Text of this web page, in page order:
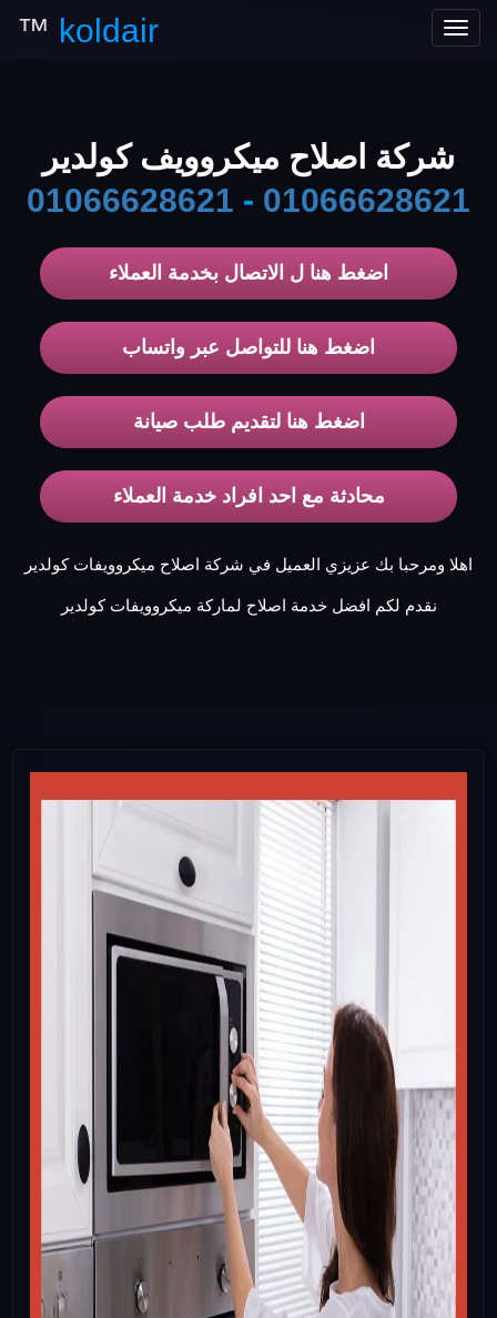
Toggle
koldair
™
شركة اصلاح ميكروويف كولدير
01066628621
-
01066628621
اضغط هنا ل الاتصال بخدمة العملاء
اضغط هنا للتواصل عبر واتساب
اضغط هنا لتقديم طلب صيانة
محادثة مع احد افراد خدمة العملاء
اهلا ومرحبا بك عزيزي العميل في شركة اصلاح ميكروويفات كولدير
نقدم لكم افضل خدمة اصلاح لماركة ميكروويفات كولدير